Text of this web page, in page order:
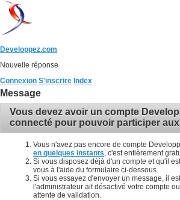
Developpez.com
Nouvelle réponse
Connexion S'inscrire Index
Message
Vous devez avoir un compte
connecté pour pouvoir participer
Vous n'avez pas encore de compte
en quelques instants , c'est entièrement
Si vous disposez déjà d'un compte et qu'il
vous à l'aide du formulaire ci-dessous.
Si vous essayez d'envoyer un message, il
l'administrateur ait désactivé votre compte
attente de validation.